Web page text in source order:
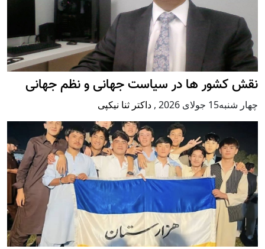
نقش کشور ها در سیاست جهانی و نظم جهانی
چهار شنبه15 جولای 2026 , داکتر ثنا نیکپی